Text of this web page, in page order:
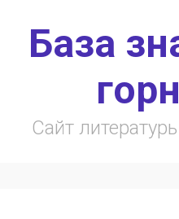
База
Сайт